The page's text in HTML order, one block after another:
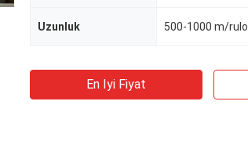
Uzunluk 500-1000 m/rulo
En Iyi Fiyat